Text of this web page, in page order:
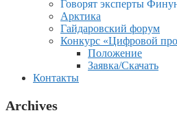
Говорят эксперты
Арктика
Гайдаровский форум
Конкурс «Цифровой
Положение
Заявка/Скачать
Контакты
Archives